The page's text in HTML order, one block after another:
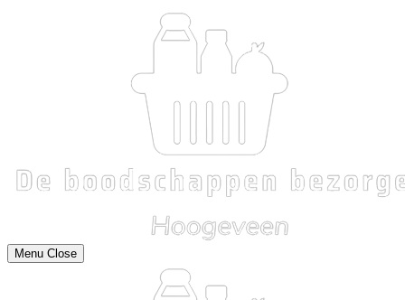
Menu Close